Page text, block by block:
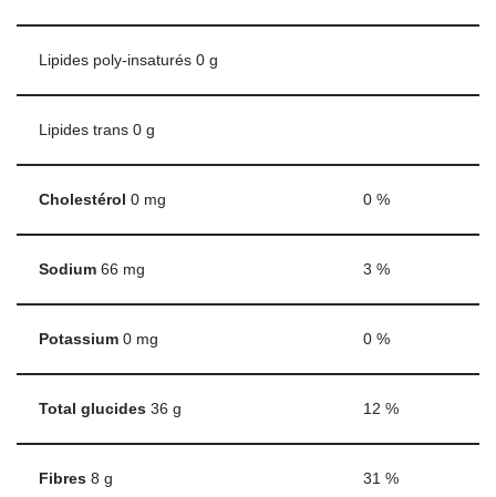
Lipides poly-insaturés 0 g
Lipides trans 0 g
Cholestérol 0 mg 0 %
Sodium 66 mg 3 %
Potassium 0 mg 0 %
Total glucides 36 g 12 %
Fibres 8 g 31 %